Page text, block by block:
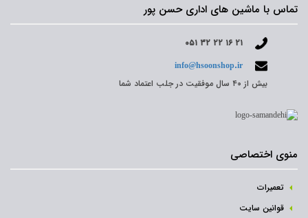
تماس با ماشین های اداری حسن پور
۰۵۱ ۳۲ ۲۲ ۱۶ ۲۱
info@hsoonshop.ir
بیش از ۴۰ سال موفقیت در جلب اعتماد شما
منوی اختصاصی
تعمیرات
قوانین سایت